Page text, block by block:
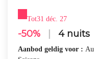
Tot31 déc. 27
-50% 4 nuits
Aanbod geldig voor :